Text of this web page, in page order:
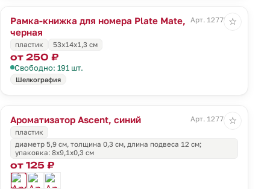
Рамка-книжка для номера Plate Mate,
черная
Арт. 12773.30
пластик 53x14x1,3 см
от 250 ₽
Свободно: 191 шт.
Шелкография
☆
Ароматизатор Ascent, синий
Арт. 12774.40
пластик
диаметр 5,9 см, толщина 0,3 см, длина подвеса 12 см;
упаковка: 8x9,1x0,3 см
от 125 ₽
☆